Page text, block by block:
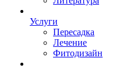
Услуги
Пересадка
Лечение
Фитодизайн